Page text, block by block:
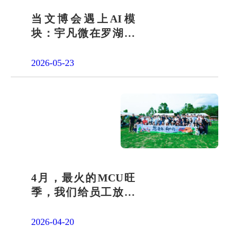
当文博会遇上AI模
块：宇凡微在罗湖展
答卷
2026-05-23
4月，最火的MCU旺
季，我们给员工放了
2026-04-20